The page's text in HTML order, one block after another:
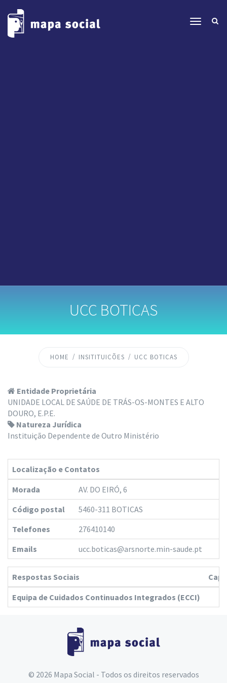
UCC BOTICAS
HOME INSITITUICÕES UCC BOTICAS
Entidade Proprietária
UNIDADE LOCAL DE SAÚDE DE TRÁS-OS-MONTES E ALTO
DOURO, E.P.E.
Natureza Jurídica
Instituição Dependente de Outro Ministério
Localização e Contatos
Morada
AV. DO EIRÓ, 6
Código postal
5460-311 BOTICAS
Telefones
276410140
Emails
ucc.boticas@arsnorte.min-saude.pt
Respostas Sociais
Equipa de Cuidados Continuados Integrados (ECCI)
© 2026 Mapa Social - Todos os direitos reservados